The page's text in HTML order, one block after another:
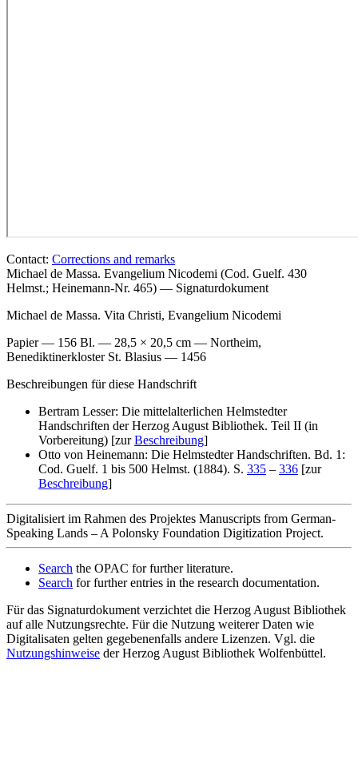
Contact: Corrections and remarks
Michael de Massa. Evangelium Nicodemi (Cod. Guelf. 430
Helmst.; Heinemann-Nr. 465) — Signaturdokument
Michael de Massa. Vita Christi, Evangelium Nicodemi
Papier — 156 Bl. — 28,5 × 20,5 cm — Northeim,
Benediktinerkloster St. Blasius — 1456
Beschreibungen für diese Handschrift
Bertram Lesser: Die mittelalterlichen Helmstedter
Handschriften der Herzog August Bibliothek. Teil II (in
Vorbereitung) [zurBeschreibung]
Otto von Heinemann: Die Helmstedter Handschriften. Bd. 1:
Cod. Guelf. 1 bis 500 Helmst. (1884). S. 335 – 336 [zur
Beschreibung]
Digitalisiert im Rahmen des Projektes Manuscripts from German-
Speaking Lands – A Polonsky Foundation Digitization Project.
Search the OPAC for further literature.
Search for further entries in the research documentation.
Für das Signaturdokument verzichtet die Herzog August Bibliothek
auf alle Nutzungsrechte. Für die Nutzung weiterer Daten wie
Digitalisaten gelten gegebenenfalls andere Lizenzen. Vgl. die
Nutzungshinweise der Herzog August Bibliothek Wolfenbüttel.